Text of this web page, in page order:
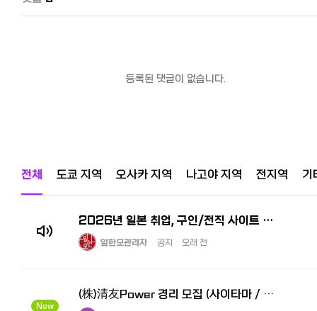
등록된 댓글이 없습니다.
전체 도쿄 지역 오사카 지역 나고야 지역 전지역 기
2026년 일본 취업, 구인/전직 사이트 추천! 한국인 선배가 전수하는 꿀팁과 구직 시장
일한모관리자 공지 오래 전
New
(株)清友Power 경리 모집 (사이타마 / 하라이치역 인근)